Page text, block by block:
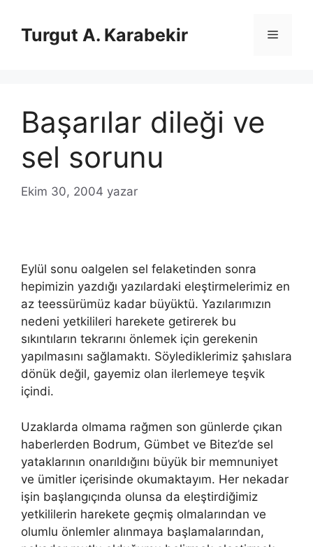
Turgut A. Karabekir Menü
Başarılar dileği ve
sel sorunu
Ekim 30, 2004 yazar
Eylül sonu oalgelen sel felaketinden sonra
hepimizin yazdığı yazılardaki eleştirmelerimiz en
az teessürümüz kadar büyüktü. Yazılarımızın
nedeni yetkilileri harekete getirerek bu
sıkıntıların tekrarını önlemek için gerekenin
yapılmasını sağlamaktı. Söylediklerimiz şahıslara
dönük değil, gayemiz olan ilerlemeye teşvik
içindi.
Uzaklarda olmama rağmen son günlerde çıkan
haberlerden Bodrum, Gümbet ve Bitez’de sel
yataklarının onarıldığını büyük bir memnuniyet
ve ümitler içerisinde okumaktayım. Her nekadar
işin başlangıçında olunsa da eleştirdiğimiz
yetkililerin harekete geçmiş olmalarından ve
olumlu önlemler alınmaya başlamalarından,